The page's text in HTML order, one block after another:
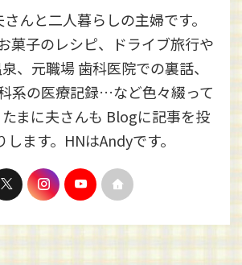
んと二人暮らしの主婦です。
菓子のレシピ、ドライブ旅行や
、元職場 歯科医院での裏話、
系の医療記録…など色々綴って
まに夫さんも Blogに記事を投
します。HNはAndyです。